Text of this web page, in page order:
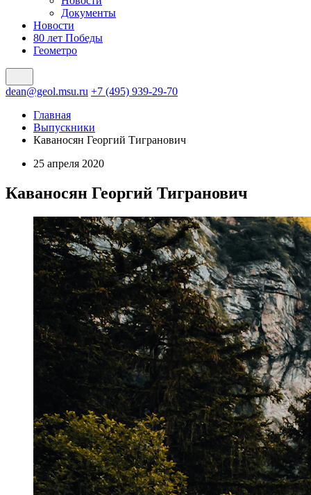
Документы
Новости
80 лет Победы
Геометро
dean@geol.msu.ru +7 (495) 939-29-70
Главная
Выпускники
Каваносян Георгий Тигранович
25 апреля 2020
Каваносян Георгий Тигранович